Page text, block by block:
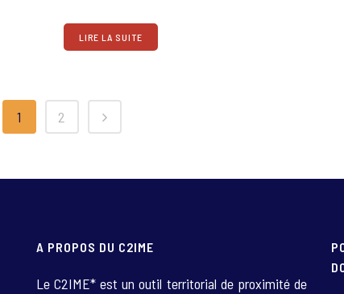
LIRE LA SUITE
1 2
A PROPOS DU C2IME
Le C2IME* est un outil territorial de proximité de